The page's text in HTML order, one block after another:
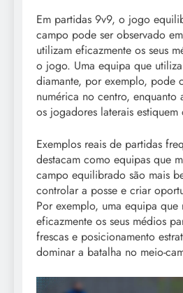
Em partidas 9v9, o jogo
campo pode ser observado
utilizam eficazmente os seus
o jogo. Uma equipa que
diamante, por exemplo, pode
numérica no centro, enquanto
os jogadores laterais estiquem
Exemplos reais de partidas
destacam como equipas que
campo equilibrado são mais
controlar a posse e criar
Por exemplo, uma equipa que
eficazmente os seus médios
frescas e posicionamento
dominar a batalha no meio-